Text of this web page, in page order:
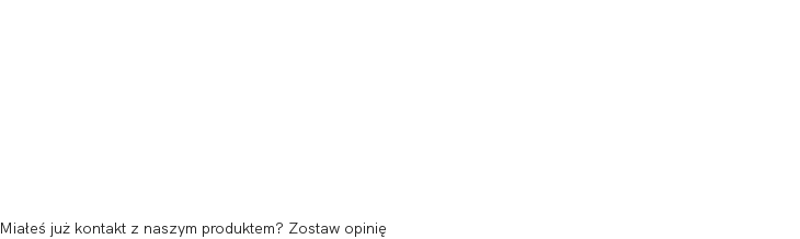
Miałeś już kontakt z naszym produktem? Zostaw opinię